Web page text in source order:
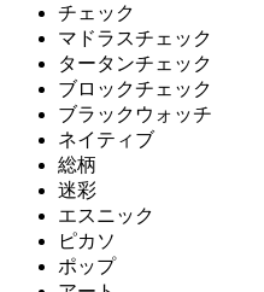
チェック
マドラスチェック
タータンチェック
ブロックチェック
ブラックウォッチ
ネイティブ
総柄
迷彩
エスニック
ピカソ
ポップ